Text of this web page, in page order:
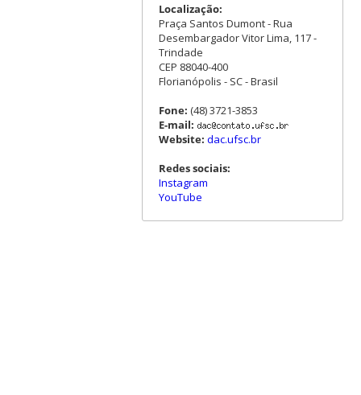
Localização:
Praça Santos Dumont - Rua
Desembargador Vitor Lima, 117 -
Trindade
CEP 88040-400
Florianópolis - SC - Brasil
Fone: (48) 3721-3853
E-mail:
Website: dac.ufsc.br
Redes sociais:
Instagram
YouTube